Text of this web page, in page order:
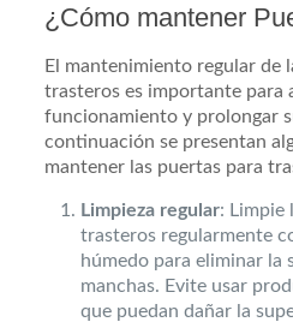
¿Cómo mantener
El mantenimiento regular de
trasteros es importante para
funcionamiento y prolongar
continuación se presentan
mantener las puertas para
Limpieza regular: Limpie
trasteros regularmente
húmedo para eliminar la
manchas. Evite usar
que puedan dañar la